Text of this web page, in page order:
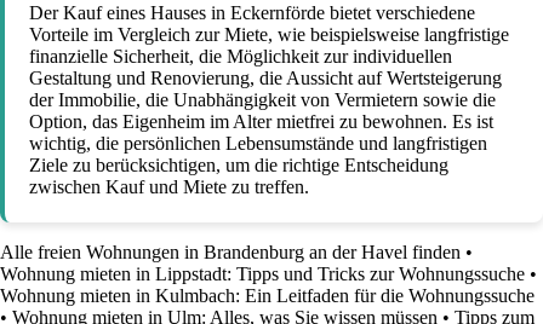
Der Kauf eines Hauses in Eckernförde bietet verschiedene
Vorteile im Vergleich zur Miete, wie beispielsweise langfristige
finanzielle Sicherheit, die Möglichkeit zur individuellen
Gestaltung und Renovierung, die Aussicht auf Wertsteigerung
der Immobilie, die Unabhängigkeit von Vermietern sowie die
Option, das Eigenheim im Alter mietfrei zu bewohnen. Es ist
wichtig, die persönlichen Lebensumstände und langfristigen
Ziele zu berücksichtigen, um die richtige Entscheidung
zwischen Kauf und Miete zu treffen.
Alle freien Wohnungen in Brandenburg an der Havel finden •
Wohnung mieten in Lippstadt: Tipps und Tricks zur Wohnungssuche •
Wohnung mieten in Kulmbach: Ein Leitfaden für die Wohnungssuche
• Wohnung mieten in Ulm: Alles, was Sie wissen müssen • Tipps zum